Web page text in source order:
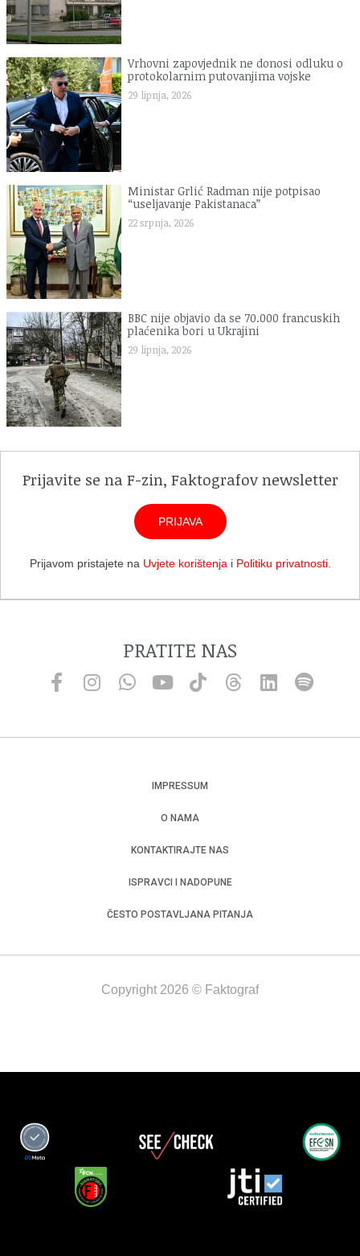
Vrhovni zapovjednik ne donosi odluku o
protokolarnim putovanjima vojske
29 lipnja, 2026
Ministar Grlić Radman nije potpisao
“useljavanje Pakistanaca”
22 srpnja, 2026
BBC nije objavio da se 70.000 francuskih
plaćenika bori u Ukrajini
29 lipnja, 2026
Prijavite se na F-zin, Faktografov newsletter
PRIJAVA
Prijavom pristajete na Uvjete korištenja i Politiku privatnosti.
PRATITE NAS
IMPRESSUM
O NAMA
KONTAKTIRAJTE NAS
ISPRAVCI I NADOPUNE
ČESTO POSTAVLJANA PITANJA
Copyright 2026 © Faktograf